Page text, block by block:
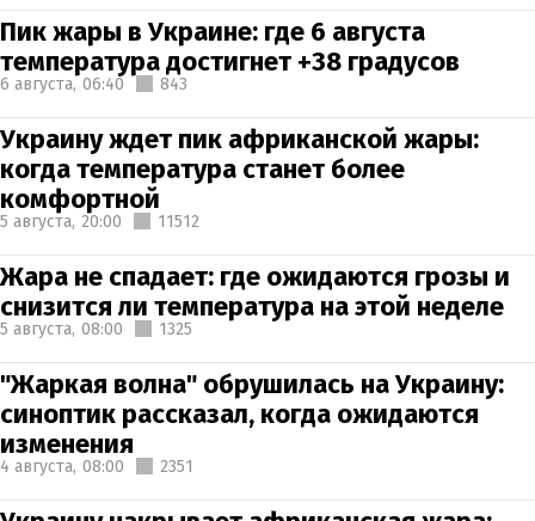
Пик жары в Украине: где 6 августа
температура достигнет +38 градусов
6 августа, 06:40 843
Украину ждет пик африканской жары:
когда температура станет более
комфортной
5 августа, 20:00 11512
Жара не спадает: где ожидаются грозы и
снизится ли температура на этой неделе
5 августа, 08:00 1325
"Жаркая волна" обрушилась на Украину:
синоптик рассказал, когда ожидаются
изменения
4 августа, 08:00 2351